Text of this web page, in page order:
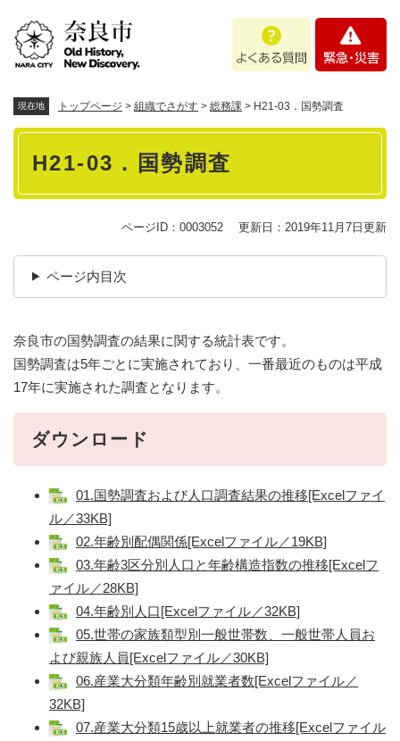
あ
問
・
現在地 トップページ > 組織でさがす > 総務課 > H21-03．国勢調査
本
H21-03．国勢調査
ページID：0003052 更新日：2019年11月7日更新
ページ内目次
奈良市の国勢調査の結果に関する統計表です。
国勢調査は5年ごとに実施されており、一番最近のものは平成
17年に実施された調査となります。
ダウンロード
01.国勢調査および人口調査結果の推移[Excelファイ
ル／33KB]
02.年齢別配偶関係[Excelファイル／19KB]
03.年齢3区分別人口と年齢構造指数の推移[Excelフ
ァイル／28KB]
04.年齢別人口[Excelファイル／32KB]
05.世帯の家族類型別一般世帯数、一般世帯人員お
よび親族人員[Excelファイル／30KB]
06.産業大分類年齢別就業者数[Excelファイル／
32KB]
07.産業大分類15歳以上就業者の推移[Excelファイル